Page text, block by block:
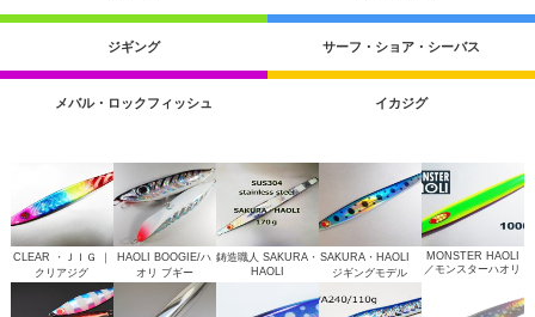
ジギング サーフ・ショア・シーバス
メバル・ロックフィッシュ イカジグ
CLEAR ・ＪＩＧ ｜
クリアジグ
HAOLI BOOGIE/ハ
オリ ブギー
鋳造職人 SAKURA・
HAOLI
SAKURA・HAOLI
ジギングモデル
MONSTER HAOLI
／モンスターハオリ